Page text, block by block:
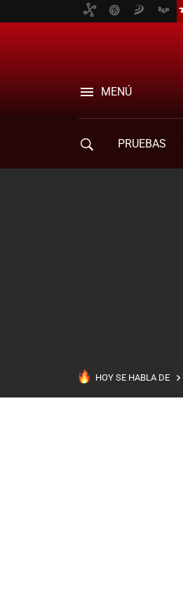
MENÚ
PRUEBAS
HOY SE HABLA DE